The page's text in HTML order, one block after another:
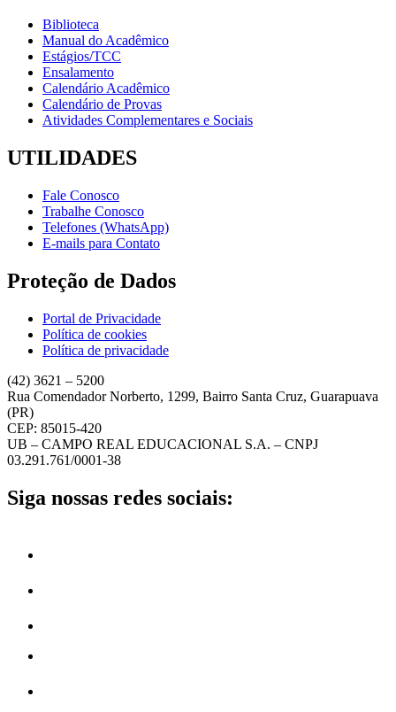
Biblioteca
Manual do Acadêmico
Estágios/TCC
Ensalamento
Calendário Acadêmico
Calendário de Provas
Atividades Complementares e Sociais
UTILIDADES
Fale Conosco
Trabalhe Conosco
Telefones (WhatsApp)
E-mails para Contato
Proteção de Dados
Portal de Privacidade
Política de cookies
Política de privacidade
(42) 3621 – 5200
Rua Comendador Norberto, 1299, Bairro Santa Cruz, Guarapuava
(PR)
CEP: 85015-420
UB – CAMPO REAL EDUCACIONAL S.A. – CNPJ
03.291.761/0001-38
Siga nossas redes sociais: